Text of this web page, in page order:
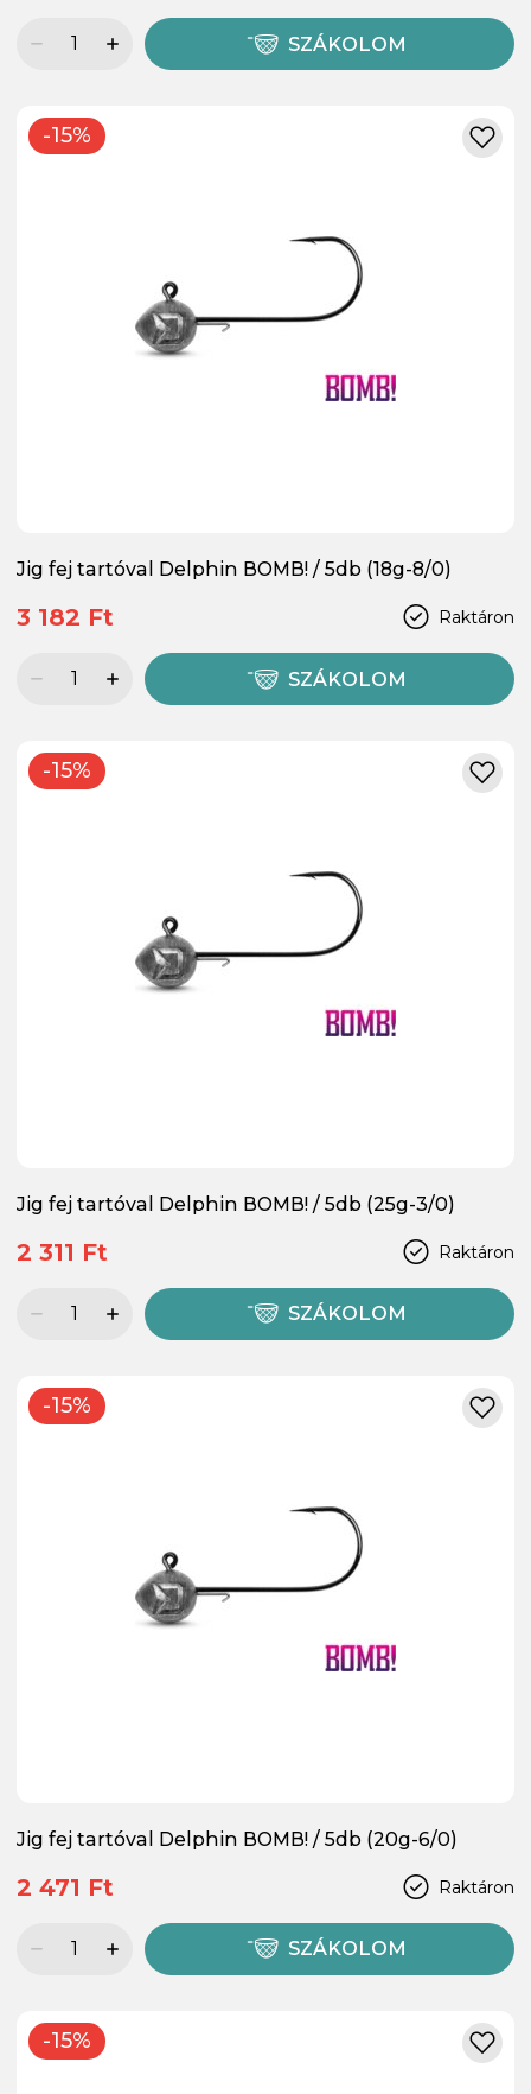
SZÁKOLOM
-15%
Jig fej tartóval Delphin BOMB! / 5db (18g-8/0)
Raktáron
3 182 Ft
SZÁKOLOM
-15%
Jig fej tartóval Delphin BOMB! / 5db (25g-3/0)
Raktáron
2 311 Ft
SZÁKOLOM
-15%
Jig fej tartóval Delphin BOMB! / 5db (20g-6/0)
Raktáron
2 471 Ft
SZÁKOLOM
-15%